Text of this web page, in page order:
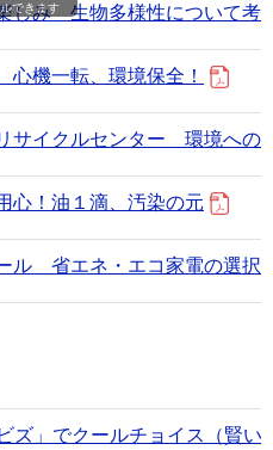
しみ 生物多様性について考
機一転、環境保全！
サイクルセンター 環境への
心！油１滴、汚染の元
ル 省エネ・エコ家電の選択
できます
ズ」でクールチョイス（賢い